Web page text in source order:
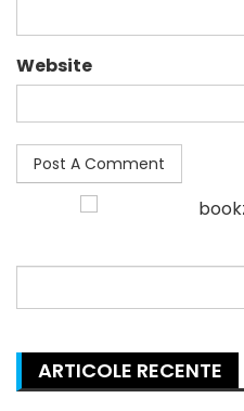
Website
for:
ARTICOLE RECENTE